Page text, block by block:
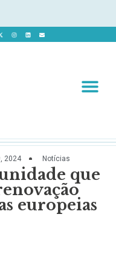
2024 Notícias
que
europeias